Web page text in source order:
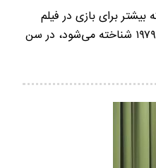
بیشتر برای بازی در فیلم
کلاسیک «سلحشوران» در سال ۱۹۷۹ شناخته می‌شود، در سن